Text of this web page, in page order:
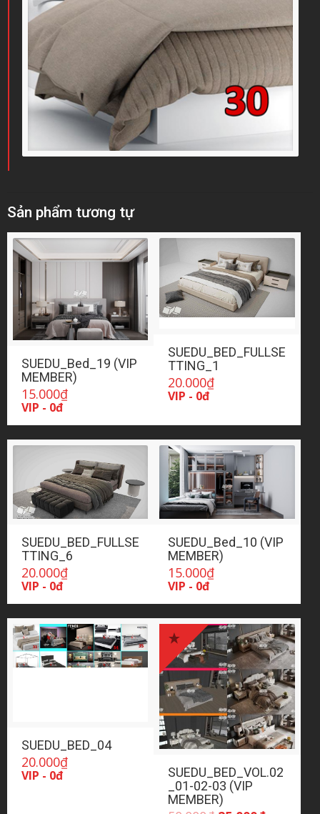
Sản phẩm tương tự
SUEDU_Bed_19 (VIP
MEMBER)
15.000₫
VIP - 0đ
SUEDU_BED_FULLSE
TTING_1
20.000₫
VIP - 0đ
SUEDU_BED_FULLSE
TTING_6
20.000₫
VIP - 0đ
SUEDU_Bed_10 (VIP
MEMBER)
15.000₫
VIP - 0đ
SUEDU_BED_04
20.000₫
VIP - 0đ
SUEDU_BED_VOL.02
_01-02-03 (VIP
MEMBER)